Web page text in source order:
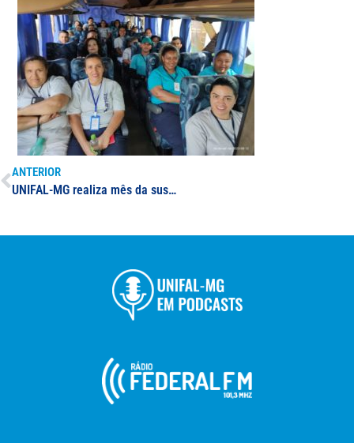
ANTERIOR
UNIFAL-MG realiza mês da sustentabilidade nos campi de Alfenas, Poços de Caldas e Varginha